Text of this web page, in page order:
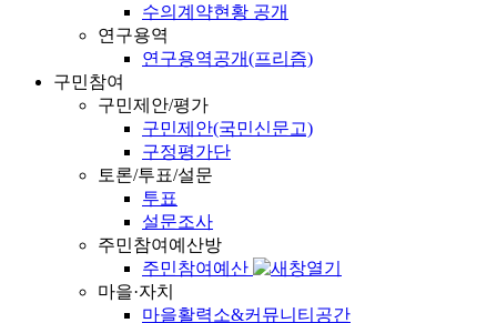
수의계약현황 공개
연구용역
연구용역공개(프리즘)
구민참여
구민제안/평가
구민제안(국민신문고)
구정평가단
토론/투표/설문
투표
설문조사
주민참여예산방
주민참여예산
마을·자치
마을활력소&커뮤니티공간